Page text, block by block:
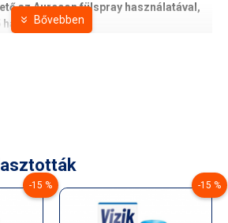
az Aurecon fülspray használatával,
hallójáratot.
-15 % -15 %